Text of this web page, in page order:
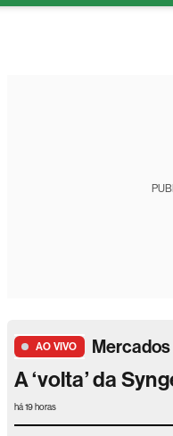
AO VIVO Mercados
A ‘volta’ da
há 19 horas